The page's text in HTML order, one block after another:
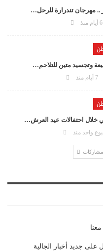
.. مهرجان تندرارة للرحل…
6 أيام منذ
وتجسيد متين للتلاحم…
7 أيام منذ
خلال احتفالات عيد العرش…
واحد منذ
جديد أخبار الجالية